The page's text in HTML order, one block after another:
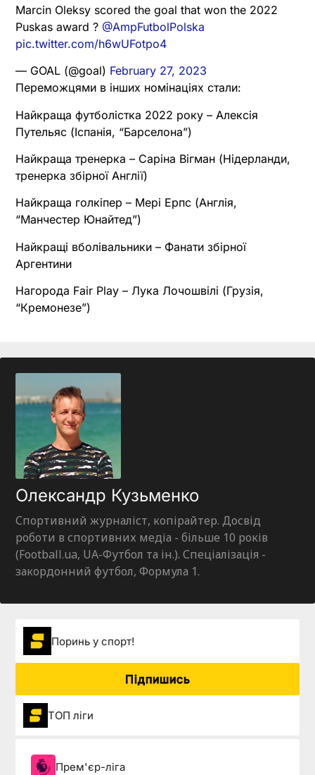
Marcin Oleksy scored the goal that won the 2022
Puskas award ? @AmpFutbolPolska
pic.twitter.com/h6wUFotpo4
— GOAL (@goal) February 27, 2023
Переможцями в інших номінаціях стали:
Найкраща футболістка 2022 року – Алексія
Путельяс (Іспанія, “Барселона”)
Найкраща тренерка – Саріна Вігман (Нідерланди,
тренерка збірної Англії)
Найкраща голкіпер – Мері Ерпс (Англія,
“Манчестер Юнайтед”)
Найкращі вболівальники – Фанати збірної
Аргентини
Нагорода Fair Play – Лука Лочошвілі (Грузія,
“Кремонезе”)
Олександр Кузьменко
Спортивний журналіст, копірайтер. Досвід
роботи в спортивних медіа - більше 10 років
(Football.ua, UA-Футбол та ін.). Спеціалізація -
закордонний футбол, Формула 1.
Поринь у спорт!
Підпишись
ТОП ліги
Прем'єр-ліга